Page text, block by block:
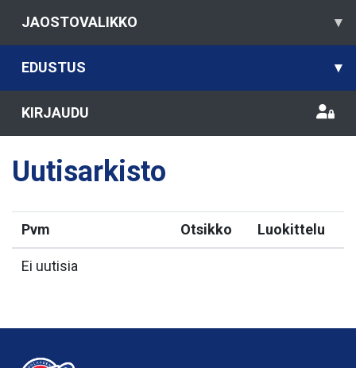
JAOSTOVALIKKO ▾
EDUSTUS ▾
KIRJAUDU
Uutisarkisto
Pvm Otsikko Luokittelu
Ei uutisia